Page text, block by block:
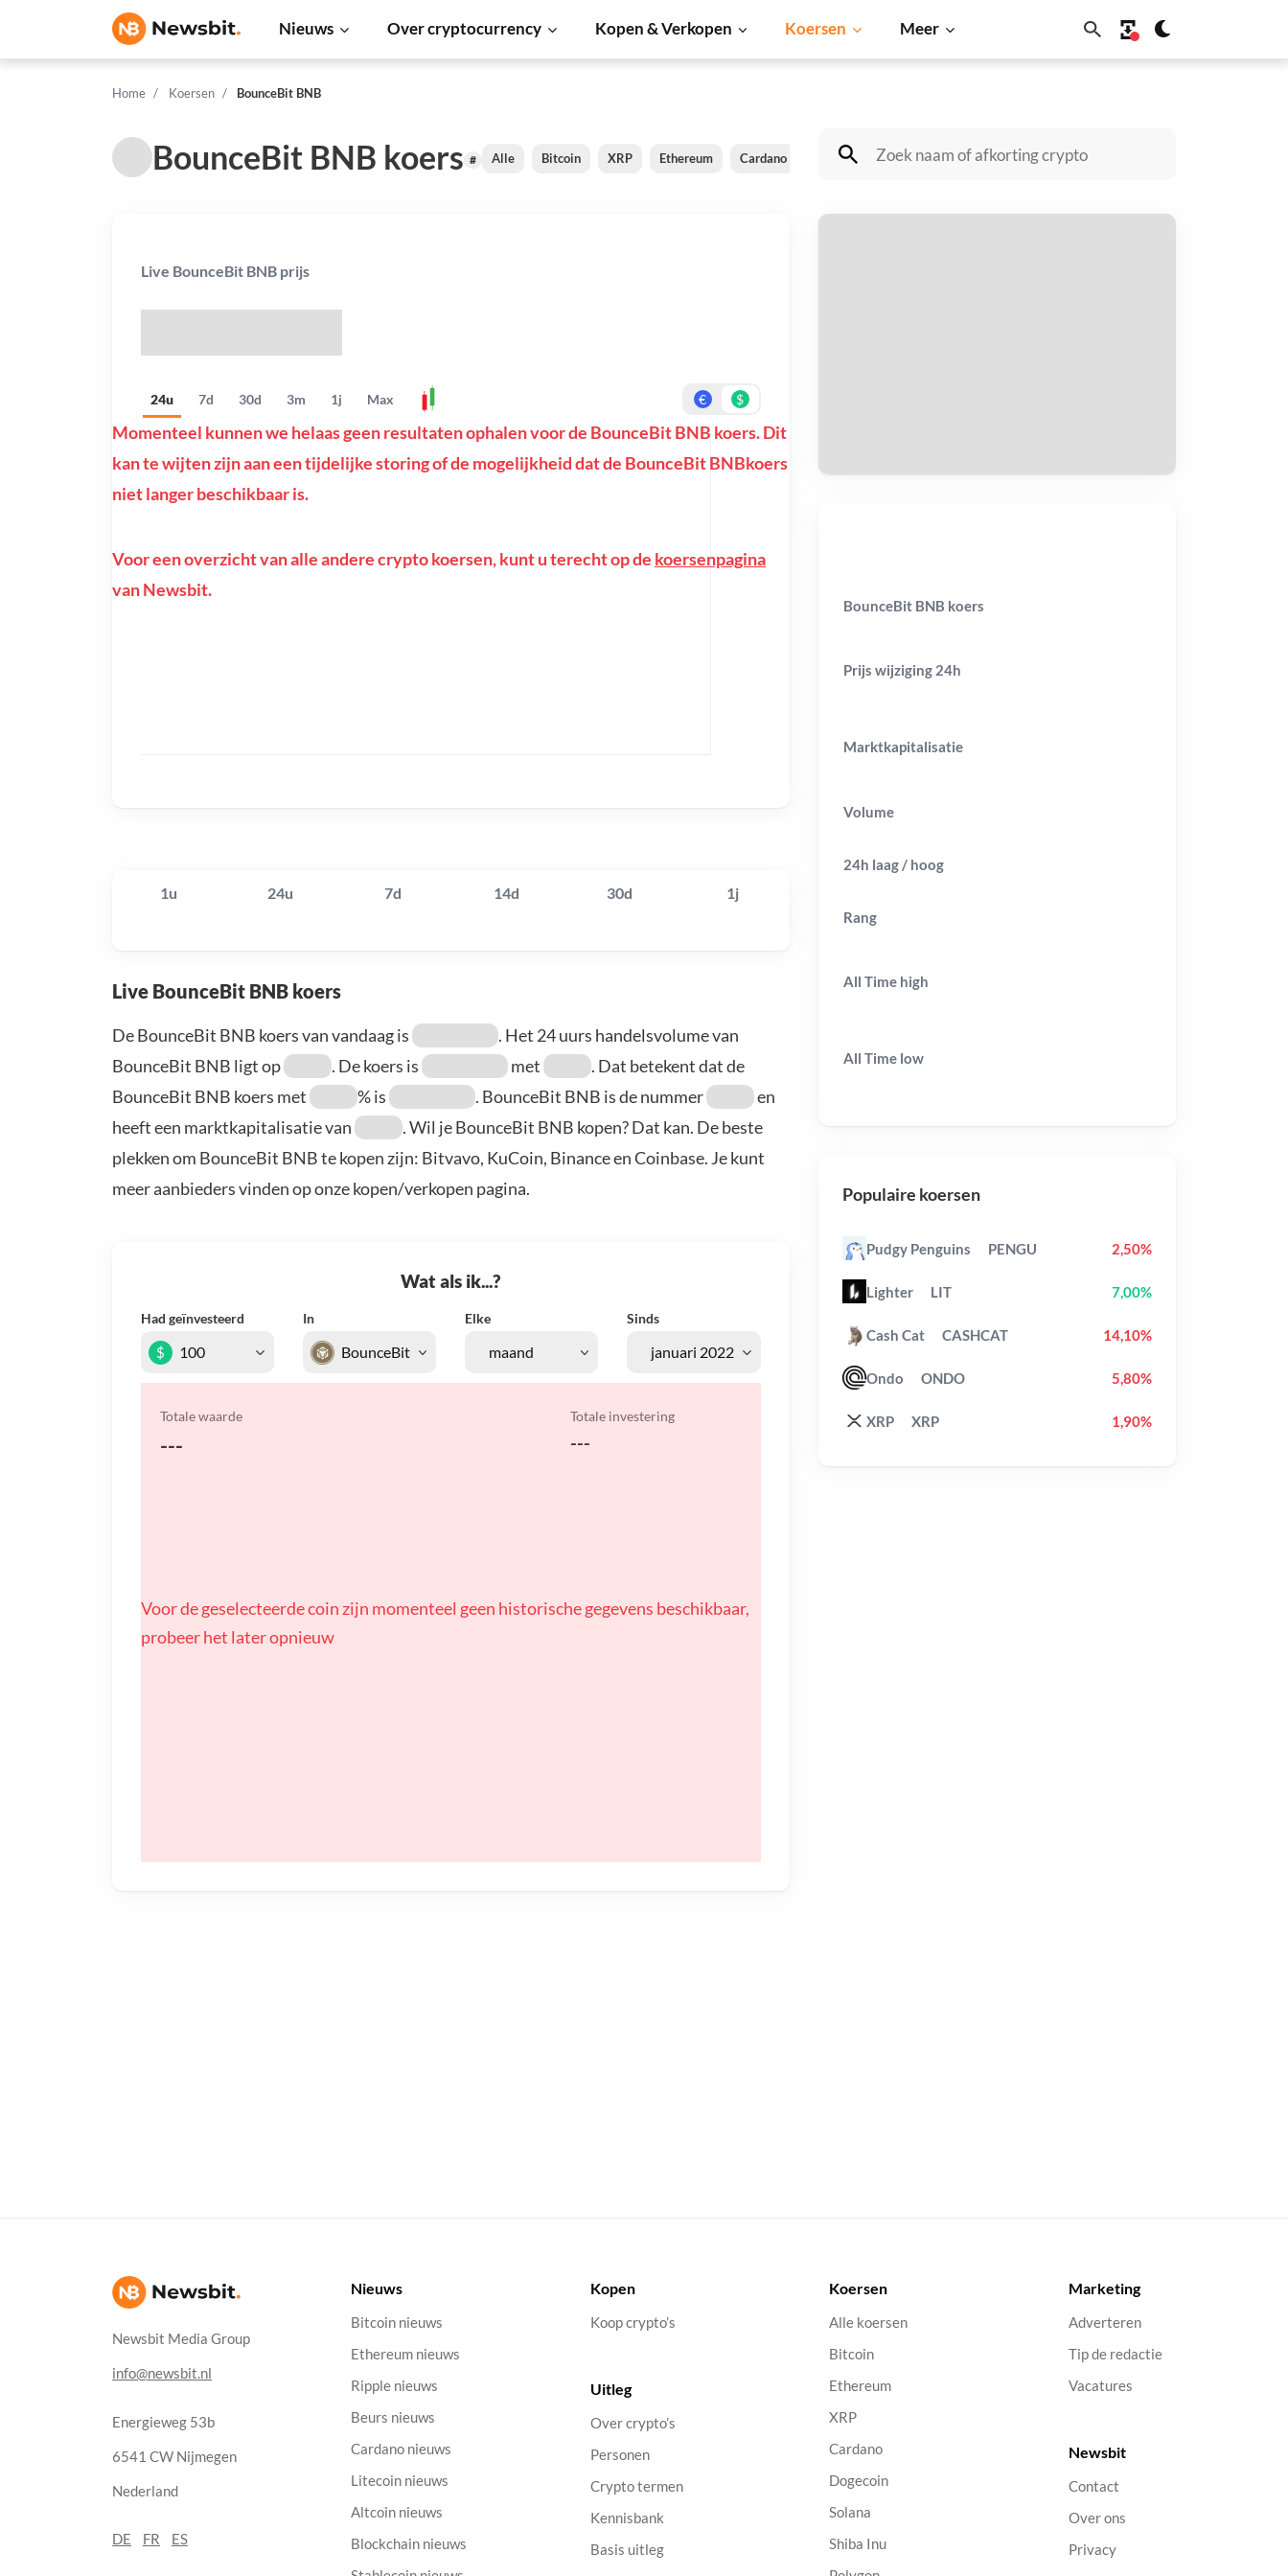
Nieuws Over cryptocurrency Kopen & Verkopen Koersen Meer
Home Koersen BounceBit BNB
BounceBit BNB koers # Alle Bitcoin XRP Ethereum Cardano Shiba Inu Dogecoin Solana BNB
Live BounceBit BNB prijs
24u 7d 30d 3m 1j Max € $
Momenteel kunnen we helaas geen resultaten ophalen voor de BounceBit BNB koers. Dit
kan te wijten zijn aan een tijdelijke storing of de mogelijkheid dat de BounceBit BNBkoers
niet langer beschikbaar is.
Voor een overzicht van alle andere crypto koersen, kunt u terecht op de koersenpagina
van Newsbit.
1u 24u 7d 14d 30d 1j
Live BounceBit BNB koers
De BounceBit BNB koers van vandaag is
. Het 24 uurs handelsvolume van
BounceBit BNB ligt op
. De koers is met
. Dat betekent dat de
BounceBit BNB koers met
% is . BounceBit BNB is de nummer
en
heeft een marktkapitalisatie van
. Wil je BounceBit BNB kopen? Dat kan. De beste
plekken om BounceBit BNB te kopen zijn: Bitvavo, KuCoin, Binance en Coinbase. Je kunt
meer aanbieders vinden op onze kopen/verkopen pagina.
Wat als ik...?
Had geïnvesteerd In Elke Sinds
$
Totale waarde
---
Totale investering
---
Voor de geselecteerde coin zijn momenteel geen historische gegevens beschikbaar,
probeer het later opnieuw
BounceBit BNB koers
Prijs wijziging 24h
Marktkapitalisatie
Volume
24h laag / hoog
Rang
All Time high
All Time low
Populaire koersen
Pudgy Penguins PENGU 2,50%
Lighter LIT 7,00%
Cash Cat CASHCAT 14,10%
Ondo ONDO 5,80%
XRP XRP 1,90%
Newsbit Media Group
info@newsbit.nl
Energieweg 53b
6541 CW Nijmegen
Nederland
DE FR ES
Nieuws
Bitcoin nieuws
Ethereum nieuws
Ripple nieuws
Beurs nieuws
Cardano nieuws
Litecoin nieuws
Altcoin nieuws
Blockchain nieuws
Kopen
Koop crypto’s
Uitleg
Over crypto’s
Personen
Crypto termen
Kennisbank
Basis uitleg
Koersen
Alle koersen
Bitcoin
Ethereum
XRP
Cardano
Dogecoin
Solana
Shiba Inu
Marketing
Adverteren
Tip de redactie
Vacatures
Newsbit
Contact
Over ons
Privacy